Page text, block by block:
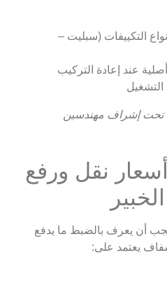
التكييفات (سبليت –
عند إعادة التركيب
التشغيل
تحت إشراف مهندسين
نقل ورفع
أن يعرف بالضبط ما يدفع
يعتمد على: